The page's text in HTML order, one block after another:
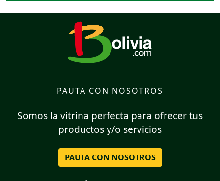
PAUTA CON NOSOTROS
Somos la vitrina perfecta para ofrecer tus
productos y/o servicios
PAUTA CON NOSOTROS